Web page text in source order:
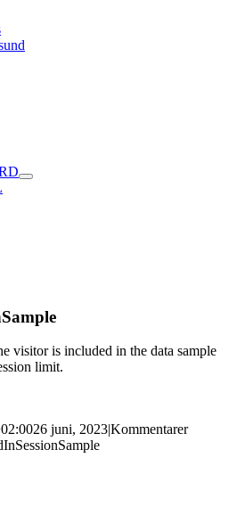
visitor is included in the data sample
limit.
26 juni, 2023|Kommentarer